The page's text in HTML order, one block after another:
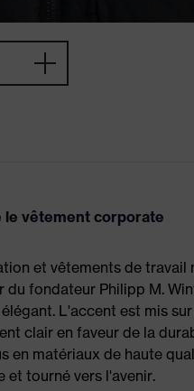
le vêtement corporate
et vêtements de travail
fondateur Philipp M.
L'accent est mis
clair en faveur de la
en matériaux de haute
et tourné vers l'avenir.